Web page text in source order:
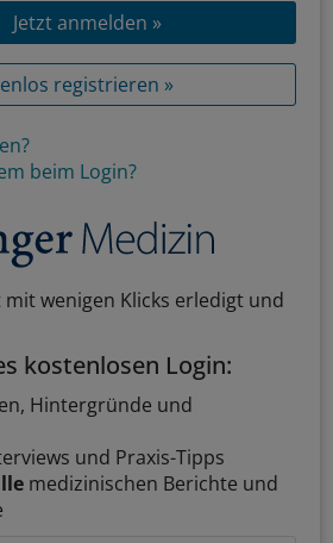
Jetzt anmelden »
registrieren »
beim Login?
wenigen Klicks erledigt und
kostenlosen Login:
Hintergründe und
und Praxis-Tipps
medizinischen Berichte und